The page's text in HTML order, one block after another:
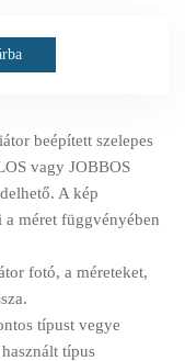
beépített szelepes
vagy JOBBOS
A kép
méret függvényében
fotó, a méreteket,
típust vegye
típus